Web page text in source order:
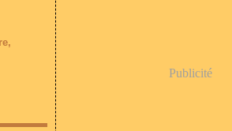
,
Publicité